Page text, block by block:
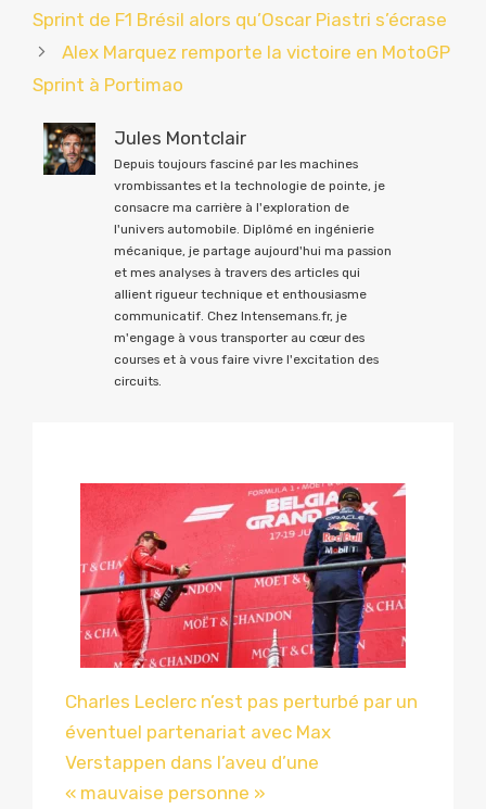
Sprint de F1 Brésil alors qu’Oscar Piastri s’écrase
Alex Marquez remporte la victoire en MotoGP
Sprint à Portimao
Jules Montclair
Depuis toujours fasciné par les machines
vrombissantes et la technologie de pointe, je
consacre ma carrière à l'exploration de
l'univers automobile. Diplômé en ingénierie
mécanique, je partage aujourd'hui ma passion
et mes analyses à travers des articles qui
allient rigueur technique et enthousiasme
communicatif. Chez Intensemans.fr, je
m'engage à vous transporter au cœur des
courses et à vous faire vivre l'excitation des
circuits.
Charles Leclerc n’est pas perturbé par un
éventuel partenariat avec Max
Verstappen dans l’aveu d’une
« mauvaise personne »